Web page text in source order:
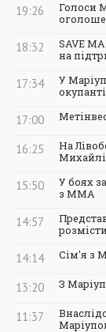
19:26
Голоси
18:32
SAVE
на
17:34
У
17:00
16:25
На
15:50
У боях
з ММА
14:57
14:14 Сім'я з
13:20 З
11:37